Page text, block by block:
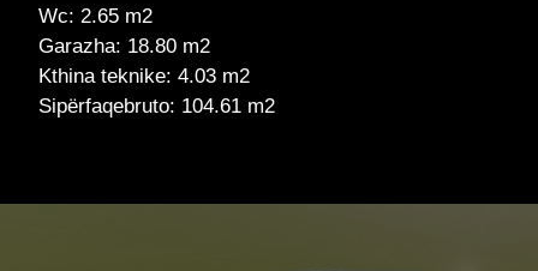
Wc: 2.65 m2
Garazha: 18.80 m2
Kthina teknike: 4.03 m2
Sipërfaqebruto: 104.61 m2